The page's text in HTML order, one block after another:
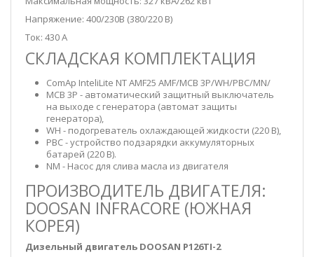
Напряжение: 400/230В (380/220 В)
Ток: 430 А
СКЛАДСКАЯ КОМПЛЕКТАЦИЯ
ComAp InteliLite NT AMF25 AMF/MCB 3P/WH/PBC/MN/
MCB 3P - автоматический защитный выключатель
на выходе с генератора (автомат защиты
генератора),
WH - подогреватель охлаждающей жидкости (220 В),
PBC - устройство подзарядки аккумуляторных
батарей (220 В).
NM - Насос для слива масла из двигателя
ПРОИЗВОДИТЕЛЬ ДВИГАТЕЛЯ:
DOOSAN INFRACORE (ЮЖНАЯ
КОРЕЯ)
Дизельный двигатель DOOSAN P126TI-2